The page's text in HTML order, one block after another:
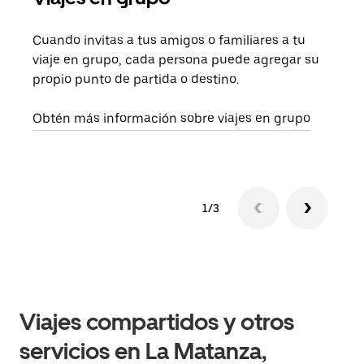
Cuando invitas a tus amigos o familiares a tu
viaje en grupo, cada persona puede agregar su
propio punto de partida o destino.
Obtén más información sobre viajes en grupo
1/3
Viajes compartidos y otros
servicios en La Matanza,